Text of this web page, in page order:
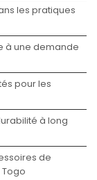
les pratiques
à une demande
pour les
à long
de